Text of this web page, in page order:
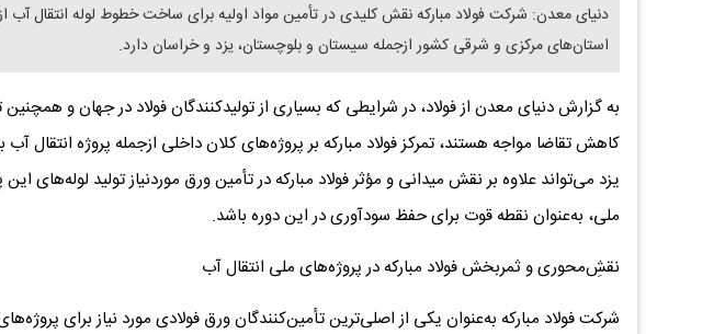
دنیای معدن: شرکت فولاد مبارکه نقش کلیدی در تأمین مواد اولیه برای ساخت خطوط لوله انتقال آب
استان‌های مرکزی و شرقی کشور ازجمله سیستان و بلوچستان، یزد و خراسان دارد.
به گزارش دنیای معدن از فولاد، در شرایطی که بسیاری از تولیدکنندگان فولاد در جهان و
کاهش تقاضا مواجه هستند، تمرکز فولاد مبارکه بر پروژه‌های کلان داخلی ازجمله پروژه انتقال
یزد می‌تواند علاوه بر نقش میدانی و مؤثر فولاد مبارکه در تأمین ورق موردنیاز تولید لوله‌های
ملی، به‌عنوان نقطه قوت برای حفظ سودآوری در این دوره باشد.
نقشِ‌محوری و ثمربخش فولاد مبارکه در پروژه‌های ملی انتقال آب
شرکت فولاد مبارکه به‌عنوان یکی از اصلی‌ترین تأمین‌کنندگان ورق فولادی مورد نیاز برای